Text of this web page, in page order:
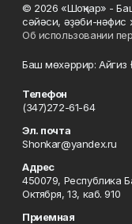
© 2026 «Шоңҡар» -
сәйәси, әҙәби-нәфис
Об использовании
Баш мөхәррир: Айгиз
Телефон
(347)272-61-64
Эл. почта
Shonkar@yandex.ru
Адрес
450079, Республика
Октября, 13, каб. 910
Приемная